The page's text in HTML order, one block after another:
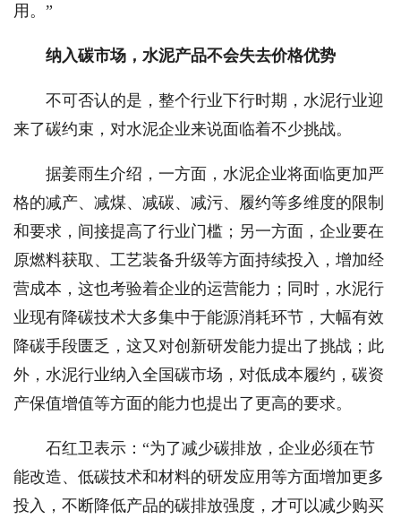
用。”
纳入碳市场，水泥产品不会失去价格优势
不可否认的是，整个行业下行时期，水泥行业迎
来了碳约束，对水泥企业来说面临着不少挑战。
据姜雨生介绍，一方面，水泥企业将面临更加严
格的减产、减煤、减碳、减污、履约等多维度的限制
和要求，间接提高了行业门槛；另一方面，企业要在
原燃料获取、工艺装备升级等方面持续投入，增加经
营成本，这也考验着企业的运营能力；同时，水泥行
业现有降碳技术大多集中于能源消耗环节，大幅有效
降碳手段匮乏，这又对创新研发能力提出了挑战；此
外，水泥行业纳入全国碳市场，对低成本履约，碳资
产保值增值等方面的能力也提出了更高的要求。
石红卫表示：“为了减少碳排放，企业必须在节
能改造、低碳技术和材料的研发应用等方面增加更多
投入，不断降低产品的碳排放强度，才可以减少购买